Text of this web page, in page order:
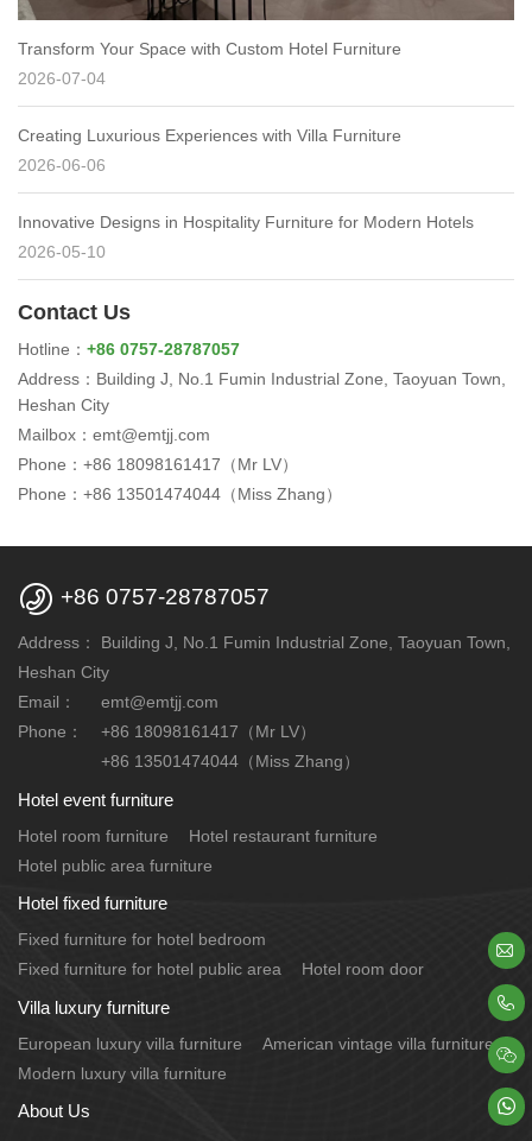
Transform Your Space with Custom Hotel Furniture
2026-07-04
Creating Luxurious Experiences with Villa Furniture
2026-06-06
Innovative Designs in Hospitality Furniture for Modern Hotels
2026-05-10
Contact Us
Hotline： +86 0757-28787057
Address：Building J, No.1 Fumin Industrial Zone, Taoyuan Town,
Heshan City
Mailbox：emt@emtjj.com
Phone：+86 18098161417（Mr LV）
Phone：+86 13501474044（Miss Zhang）
 +86 0757-28787057
Address：
Building J, No.1 Fumin Industrial Zone, Taoyuan Town,
Heshan City
Email：
emt@emtjj.com
Phone：
+86 18098161417（Mr LV）
+86 13501474044（Miss Zhang）
Hotel event furniture
Hotel room furniture
Hotel restaurant furniture
Hotel public area furniture
Hotel fixed furniture
Fixed furniture for hotel bedroom
Fixed furniture for hotel public area
Hotel room door
Villa luxury furniture
European luxury villa furniture
American vintage villa furniture
Modern luxury villa furniture
About Us



